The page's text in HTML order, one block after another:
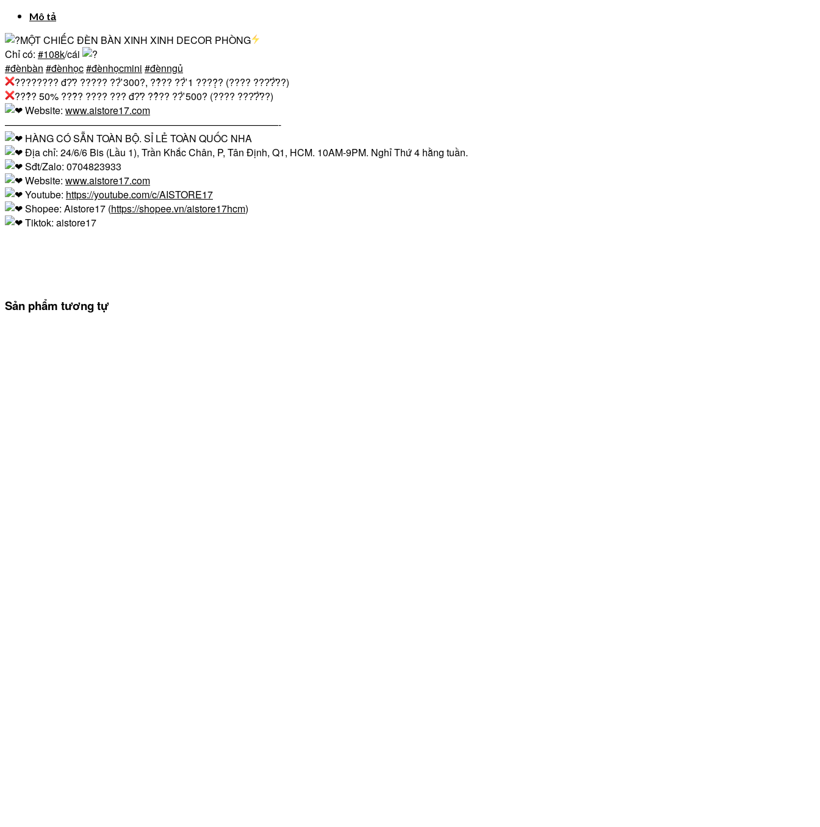
Mô tả
MỘT CHIẾC ĐÈN BÀN XINH XINH DECOR PHÒNG
Chỉ có: #108k/cái
#đènbàn #đènhọc#đènhọcmini #đènngủ
???????? đ?̛? ????? ??̛̀ 300?, ??̉?? ??̛̀ 1 ????̣̂? (???? ???̛?̛̀??)
???̉? 50% ???̂̀? ???? ??? đ?̛? ??̉?? ??̛̀ 500? (???? ???̛?̛̀??)
Website: www.aistore17.com
————————————————————————————-
HÀNG CÓ SẴN TOÀN BỘ. SỈ LẺ TOÀN QUỐC NHA
Địa chỉ: 24/6/6 Bis (Lầu 1), Trần Khắc Chân, P, Tân Định, Q1, HCM. 10AM-9PM. Nghỉ Thứ 4 hằng tuần.
Sđt/Zalo: 0704823933
Website: www.aistore17.com
Youtube: https://youtube.com/c/AISTORE17
Shopee: Aistore17 (https://shopee.vn/aistore17hcm)
Tiktok: aistore17
Sản phẩm tương tự